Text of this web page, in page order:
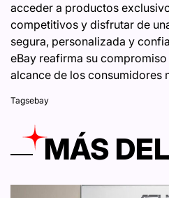
acceder a productos
competitivos y disfrutar de
segura, personalizada y
eBay reafirma su
alcance de los consumidores
Tagsebay
MÁS